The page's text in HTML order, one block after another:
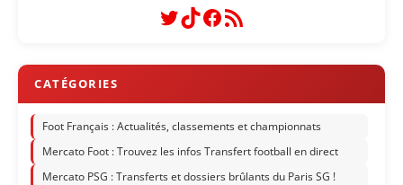
Twitter
TikTok
Facebook
Flux RSS
Foot Français : Actualités, classements et championnats
Mercato Foot : Trouvez les infos Transfert football en direct
Mercato PSG : Transferts et dossiers brûlants du Paris SG !